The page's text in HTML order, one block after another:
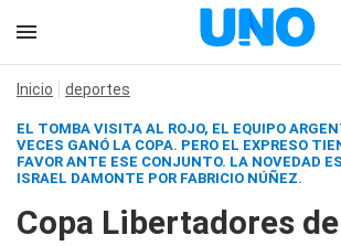
Inicio deportes
EL TOMBA VISITA AL ROJO, EL EQUIPO
VECES GANÓ LA COPA. PERO EL EXPRESO
FAVOR ANTE ESE CONJUNTO. LA NOVEDAD
ISRAEL DAMONTE POR FABRICIO NÚÑEZ.
Copa Libertadores de